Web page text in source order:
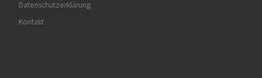
Datenschutzerklärung
Kontakt